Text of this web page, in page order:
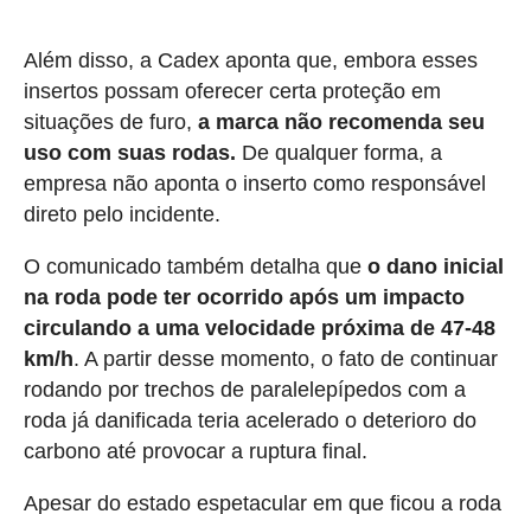
Além disso, a Cadex aponta que, embora esses
insertos possam oferecer certa proteção em
situações de furo, a marca não recomenda seu
uso com suas rodas. De qualquer forma, a
empresa não aponta o inserto como responsável
direto pelo incidente.
O comunicado também detalha que o dano inicial
na roda pode ter ocorrido após um impacto
circulando a uma velocidade próxima de 47-48
km/h. A partir desse momento, o fato de continuar
rodando por trechos de paralelepípedos com a
roda já danificada teria acelerado o deterioro do
carbono até provocar a ruptura final.
Apesar do estado espetacular em que ficou a roda